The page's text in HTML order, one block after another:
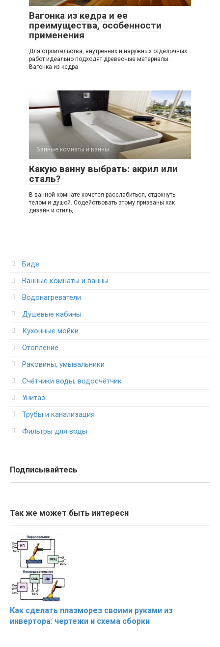
Вагонка из кедра и ее
преимущества, особенности
применения
Для строительства, внутренних и наружных отделочных
работ идеально подходят древесные материалы.
Вагонка из кедра
Ванные комнаты и ванны
Какую ванну выбрать: акрил или
сталь?
В ванной комнате хочется расслабиться, отдохнуть
телом и душой. Содействовать этому призваны как
дизайн и стиль,
Биде
Ванные комнаты и ванны
Водонагреватели
Душевые кабины
Кухонные мойки
Отопление
Раковины, умывальники
Счётчики воды, водосчётчик
Унитаз
Трубы и канализация
Фильтры для воды
Подписывайтесь
Так же может быть интересн
Как сделать плазморез своими руками из
инвертора: чертежи и схема сборки